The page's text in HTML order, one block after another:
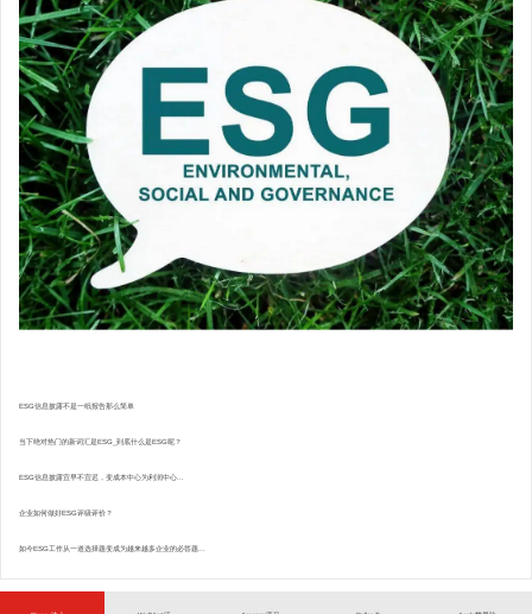
ESG信息披露不是一纸报告那么简单
当下绝对热门的新词汇是ESG_到底什么是ESG呢？
ESG信息披露宜早不宜迟，变成本中心为利润中心...
企业如何做好ESG评级评价？
如今ESG工作从一道选择题变成为越来越多企业的必答题...